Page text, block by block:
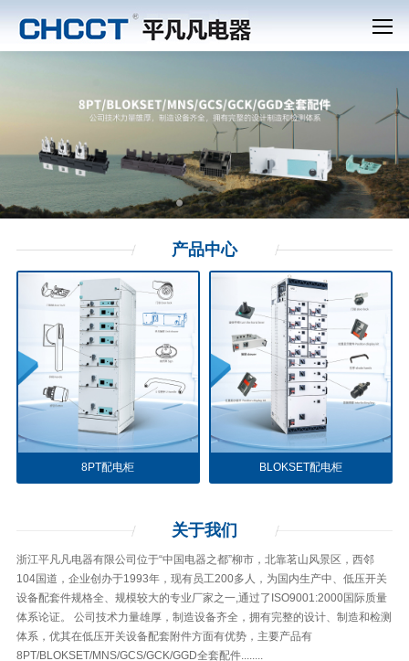
产品中心
8PT配电柜 BLOKSET配电柜
关于我们
浙江平凡凡电器有限公司位于“中国电器之都”柳市，北靠茗山风景区，西邻
104国道，企业创办于1993年，现有员工200多人，为国内生产中、低压开关
设备配套件规格全、规模较大的专业厂家之一,通过了ISO9001:2000国际质量
体系论证。 公司技术力量雄厚，制造设备齐全，拥有完整的设计、制造和检测
体系，优其在低压开关设备配套附件方面有优势，主要产品有
8PT/BLOKSET/MNS/GCS/GCK/GGD全套配件........